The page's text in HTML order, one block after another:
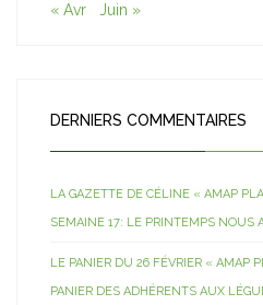
« Avr Juin »
DERNIERS COMMENTAIRES
LA GAZETTE DE CÉLINE « AMAP
SEMAINE 17: LE PRINTEMPS NOUS
LE PANIER DU 26 FÉVRIER « AMAP
PANIER DES ADHÉRENTS AUX